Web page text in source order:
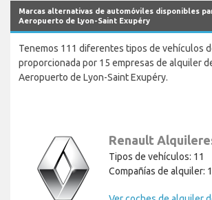
Marcas alternativas de automóviles disponibles
Aeropuerto de Lyon-Saint Exupéry
Tenemos 111 diferentes tipos de vehículos
proporcionada por 15 empresas de alquiler
Aeropuerto de Lyon-Saint Exupéry.
Renault
Tipos de vehículos: 11
Compañías de alquiler: